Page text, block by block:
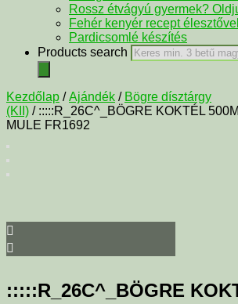
Rossz étvágyú gyermek?
Fehér kenyér recept
Pardicsomlé készítés
Products search
Kezdőlap /Ajándék / Bögre dísztárgy
(KII) / :::::R_26C^_BÖGRE KOKTÉL
MULE FR1692
:::::R_26C^_BÖGRE